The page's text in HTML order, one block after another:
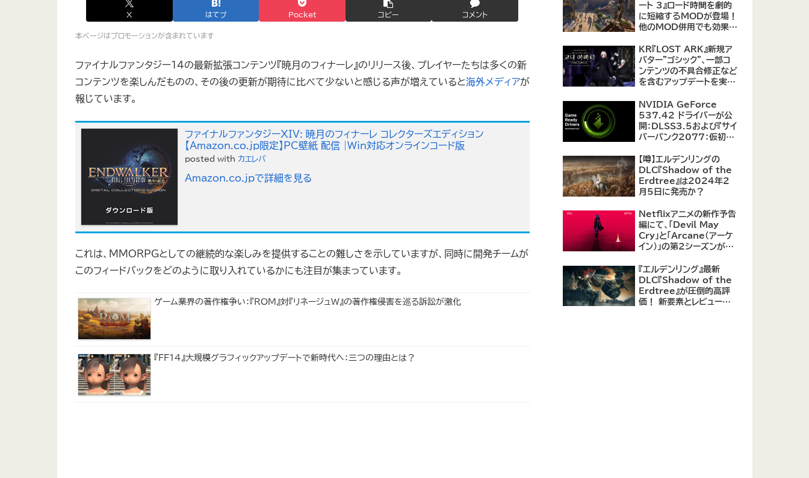
X はてブ Pocket コピー コメント
本ページはプロモーションが含まれています
ファイナルファンタジー14の最新拡張コンテンツ『暁月のフィナーレ』のリリース後、プレイヤーたちは多くの新
コンテンツを楽しんだものの、その後の更新が期待に比べて少ないと感じる声が増えていると海外メディアが
報じています。
ファイナルファンタジーXIV: 暁月のフィナーレ コレクターズエディション
【Amazon.co.jp限定】PC壁紙 配信 |Win対応オンラインコード版
posted with カエレバ
Amazon.co.jpで詳細を見る
これは、MMORPGとしての継続的な楽しみを提供することの難しさを示していますが、同時に開発チームが
このフィードバックをどのように取り入れているかにも注目が集まっています。
ゲーム業界の著作権争い：『ROM』対『リネージュW』の著作権侵害を巡る訴訟が激化
『FF14』大規模グラフィックアップデートで新時代へ：三つの理由とは？
ート 3』ロード時間を劇的
に短縮するMODが登場！
他のMOD併用でも効果を
価
KR『LOST ARK』新規ア
バター"ゴシック"、一部コ
ンテンツの不具合修正など
を含むアップデートを実
NVIDIA GeForce
537.42 ドライバーが公
開：DLSS3.5および『サイ
バーパンク2077：仮初め
【噂】エルデンリングの
DLC『Shadow of the
Erdtree』は2024年2
月5日に発売か？
Netflixアニメの新作予告
編にて、「Devil May
Cry」と「Arcane（アーケ
イン）」の第2シーズンが紹
『エルデンリング』最新
DLC『Shadow of the
Erdtree』が圧倒的高評
価！ 新要素とレビューま